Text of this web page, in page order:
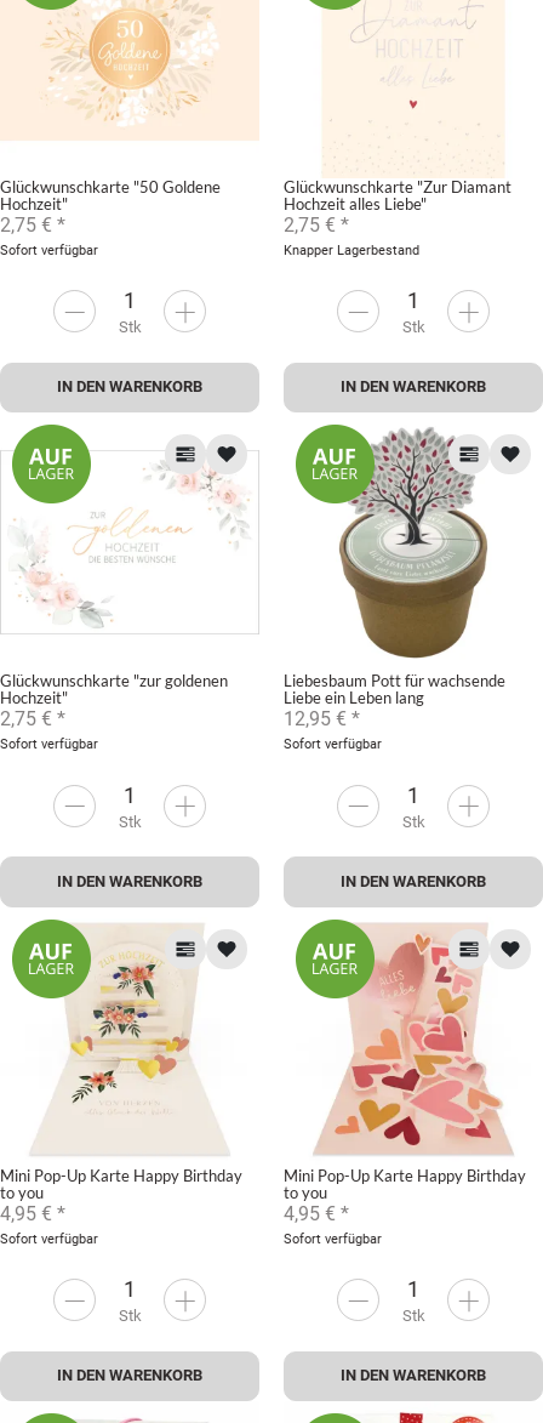
Glückwunschkarte "50 Goldene
Hochzeit"
2,75 € *
Sofort verfügbar
Stk
IN DEN WARENKORB
Glückwunschkarte "Zur Diamant
Hochzeit alles Liebe"
2,75 € *
Knapper Lagerbestand
Stk
IN DEN WARENKORB
Glückwunschkarte "zur goldenen
Hochzeit"
2,75 € *
Sofort verfügbar
Stk
IN DEN WARENKORB
Liebesbaum Pott für wachsende
Liebe ein Leben lang
12,95 € *
Sofort verfügbar
Stk
IN DEN WARENKORB
Mini Pop-Up Karte Happy Birthday
to you
4,95 € *
Sofort verfügbar
Stk
IN DEN WARENKORB
Mini Pop-Up Karte Happy Birthday
to you
4,95 € *
Sofort verfügbar
Stk
IN DEN WARENKORB